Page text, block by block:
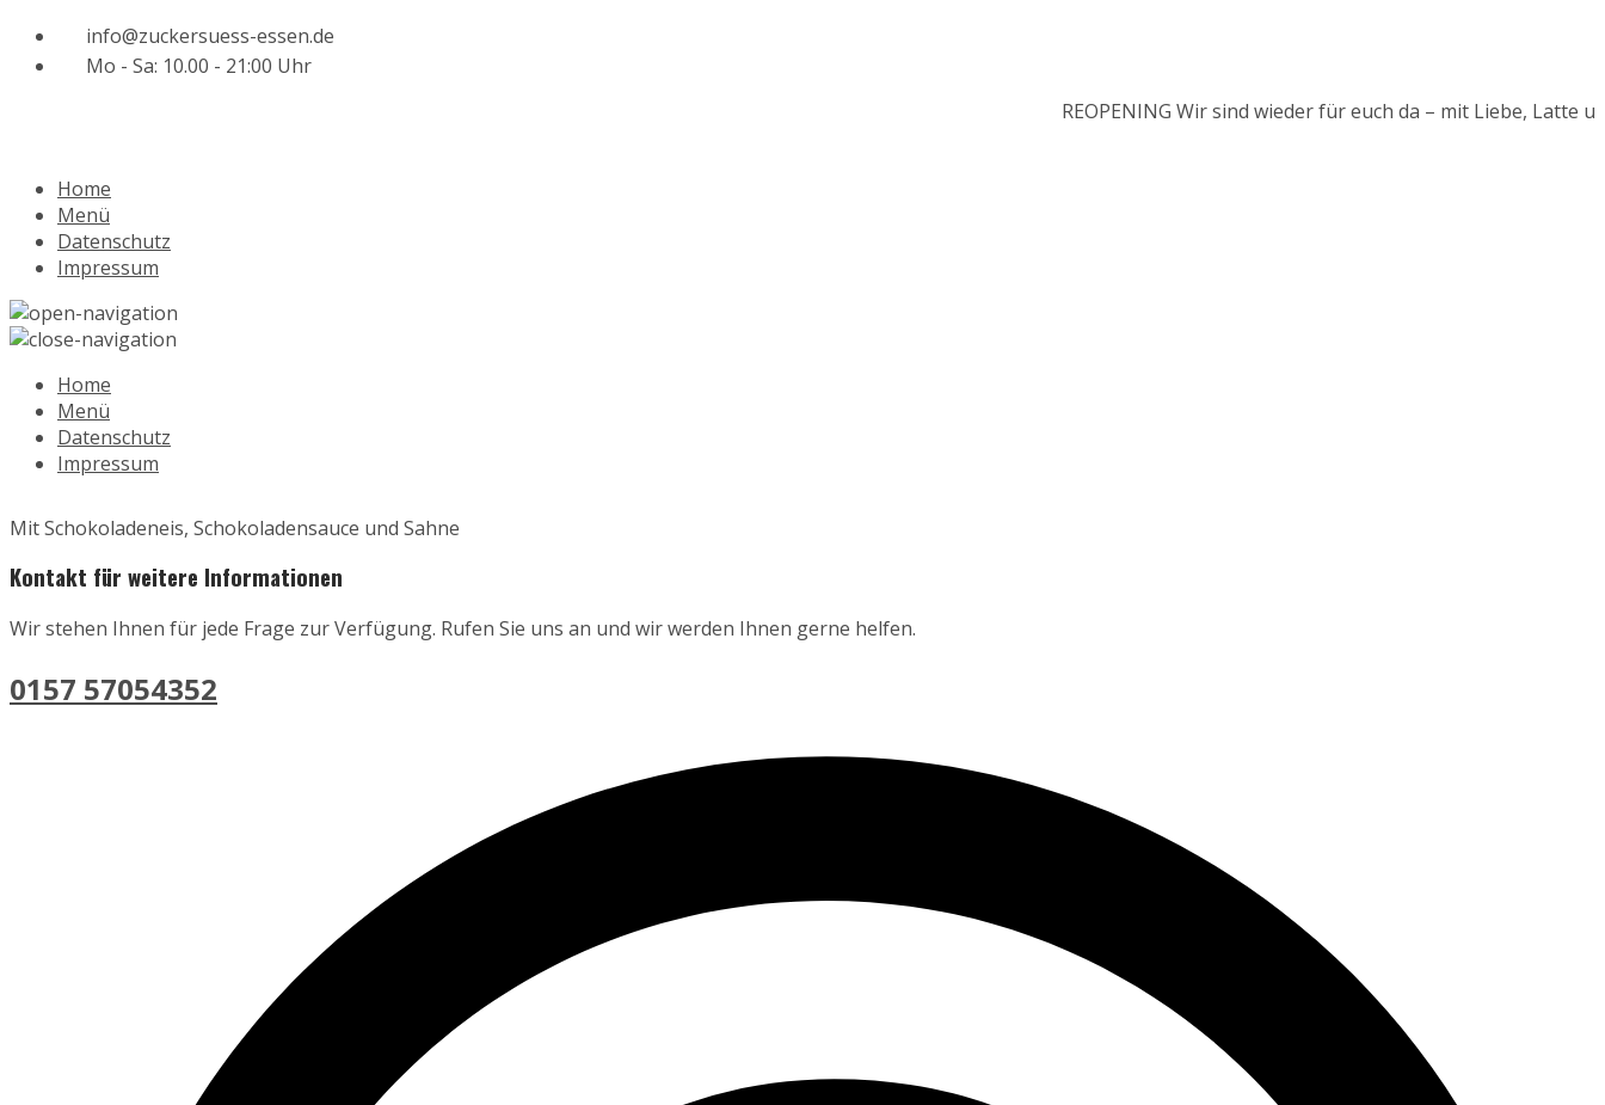
info@zuckersuess-essen.de
Mo - Sa: 10.00 - 21:00 Uhr
REOPENINGWir sind wieder für euch da – mit Liebe, Latte und
Home
Menü
Datenschutz
Impressum
Home
Menü
Datenschutz
Impressum
Mit Schokoladeneis, Schokoladensauce und Sahne
Kontakt für weitere Informationen
Wir stehen Ihnen für jede Frage zur Verfügung. Rufen Sie uns an und wir werden Ihnen gerne helfen.
0157 57054352